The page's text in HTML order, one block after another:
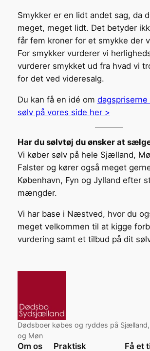
Smykker er en lidt andet sag, da
meget, meget lidt. Det betyder
får fem kroner for et smykke der
For smykker vurderer vi
vurderer smykket ud fra hvad vi
for det ved videresalg.
Du kan få en idé om
sølv på vores side her >
Har du sølvtøj du ønsker at
Vi køber sølv på hele Sjælland,
Falster og kører også meget
København, Fyn og Jylland efter
mængder.
Vi har base i Næstved, hvor du
meget velkommen til at kigge
vurdering samt et tilbud på dit
Dødsboer købes og ryddes på
og Møn
Om os Praktisk Få et